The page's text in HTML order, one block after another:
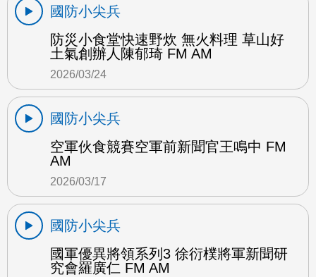
國防小尖兵
防災小食堂快速野炊 無火料理 草山好
土氣創辦人陳郁琦 FM AM
2026/03/24
國防小尖兵
空軍伙食競賽空軍前新聞官王鳴中 FM
AM
2026/03/17
國防小尖兵
國軍優異將領系列3 徐衍樸將軍新聞研
究會羅廣仁 FM AM